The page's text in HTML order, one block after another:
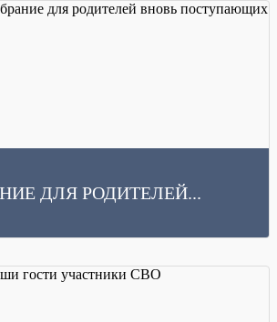
ДЛЯ РОДИТЕЛЕЙ...
детском саду прошло собрание для родителей вновь
Заведующий МБДОУ...